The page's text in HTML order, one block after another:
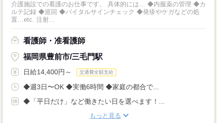
介護施設での看護のお仕事です。 具体的には… ◆内服薬の管理 ◆カ
ルテ記録 ◆巡回 ◆バイタルサインチェック ◆発疹やケガなどの処
置…etc. 注射...
看護師・准看護師
福岡県豊前市/三毛門駅
日給14,400円～ 交通費全額支給
◆週3日〜OK ◆実働6時間 ◆家庭の都合で...
◆「平日だけ」など働きたい日を選べます！...
もっと見る